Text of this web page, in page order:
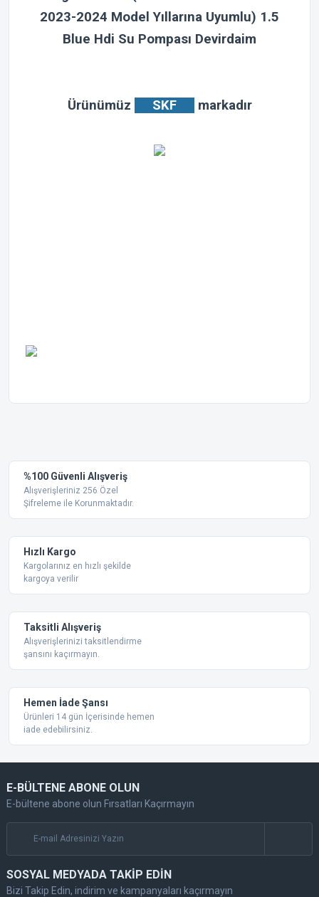
2023-2024 Model Yıllarına Uyumlu) 1.5
Blue Hdi Su Pompası Devirdaim
Ürünümüz SKF markadır
Ürün resmi kalitesiz, bozuk veya görüntülenemiyor.
Ürün açıklamasında eksik bilgiler bulunuyor.
Bu ürüne benzer farklı alternatifler olmalı.
%100 Güvenli Alışveriş
Alışverişleriniz 256 Özel
Şifreleme ile Korunmaktadır.
Hızlı Kargo
Kargolarınız en hızlı şekilde
kargoya verilir
Taksitli Alışveriş
Alışverişlerinizi taksitlendirme
şansını kaçırmayın.
Hemen İade Şansı
Ürünleri 14 gün İçerisinde hemen
iade edebilirsiniz.
E-BÜLTENE ABONE OLUN
E-bültene abone olun Fırsatları Kaçırmayın
SOSYAL MEDYADA TAKİP EDİN
Bizi Takip Edin, indirim ve kampanyaları kaçırmayın